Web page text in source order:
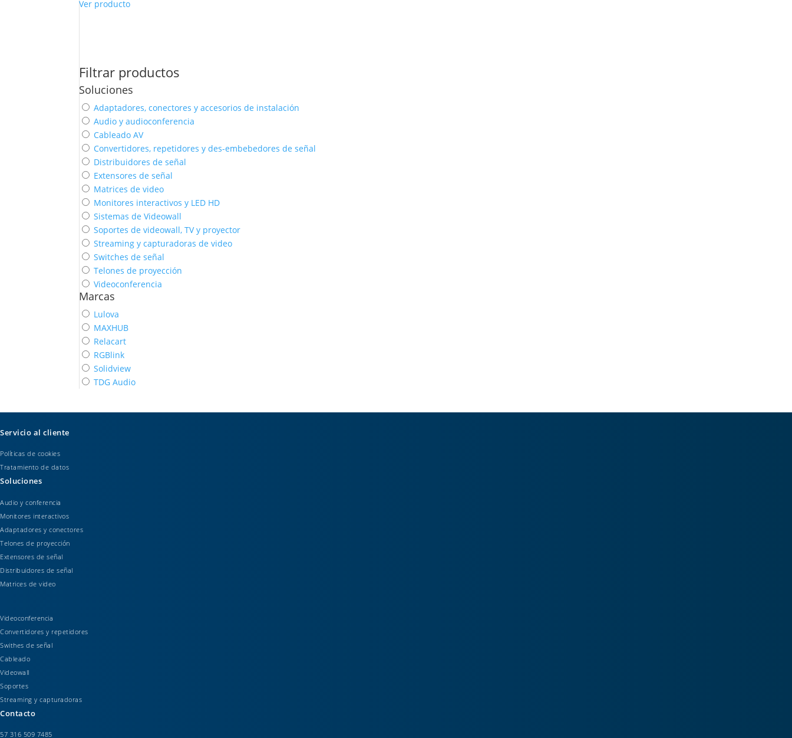
Ver producto
Filtrar productos
Soluciones
Adaptadores, conectores y accesorios de instalación
Audio y audioconferencia
Cableado AV
Convertidores, repetidores y des-embebedores de señal
Distribuidores de señal
Extensores de señal
Matrices de video
Monitores interactivos y LED HD
Sistemas de Videowall
Soportes de videowall, TV y proyector
Streaming y capturadoras de video
Switches de señal
Telones de proyección
Videoconferencia
Marcas
Lulova
MAXHUB
Relacart
RGBlink
Solidview
TDG Audio
Servicio al cliente
Políticas de cookies
Tratamiento de datos
Soluciones
Audio y conferencia
Monitores interactivos
Adaptadores y conectores
Telones de proyección
Extensores de señal
Distribuidores de señal
Matrices de video
Videoconferencia
Convertidores y repetidores
Swithes de señal
Cableado
Videowall
Soportes
Streaming y capturadoras
Contacto
57 316 509 7485